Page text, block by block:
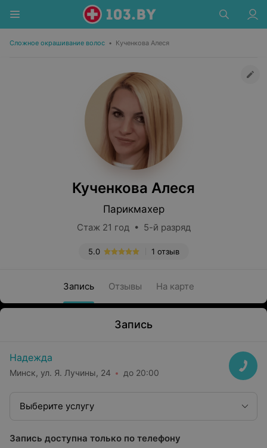
Сложное окрашивание волос • Кученкова Алеся
Кученкова Алеся
Парикмахер
Стаж 21 год • 5-й разряд
1 отзыв
5.0
Запись Отзывы На карте
Запись
Надежда
Минск, ул. Я. Лучины, 24 до 20:00
Выберите услугу
Запись доступна только по телефону